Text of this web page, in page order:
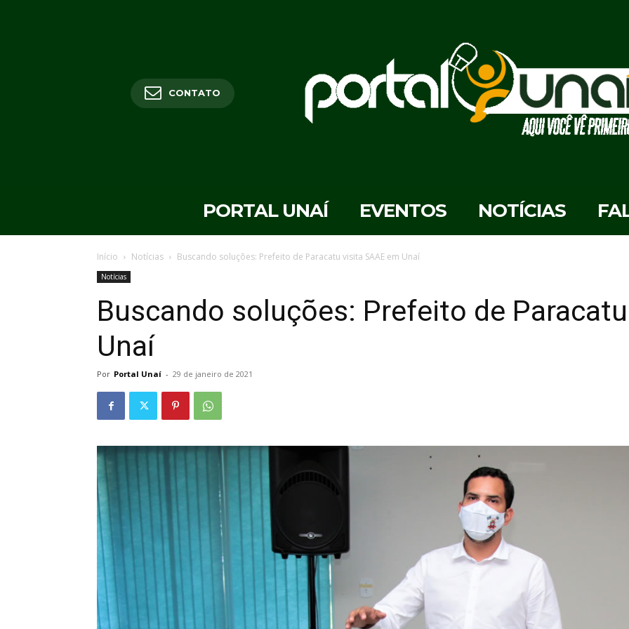
CONTATO
PORTAL UNAÍ EVENTOS NOTÍCIAS
Início Notícias Buscando soluções: Prefeito de Paracatu visita SAAE em Unaí
Notícias
Buscando soluções: Prefeito de
Unaí
Por Portal Unaí - 29 de janeiro de 2021